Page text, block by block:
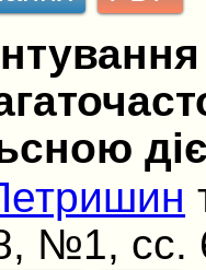
№1, сс.